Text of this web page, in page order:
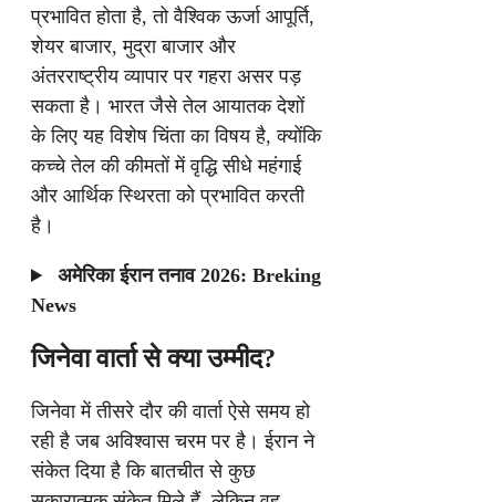
प्रभावित होता है, तो वैश्विक ऊर्जा आपूर्ति,
शेयर बाजार, मुद्रा बाजार और
अंतरराष्ट्रीय व्यापार पर गहरा असर पड़
सकता है। भारत जैसे तेल आयातक देशों
के लिए यह विशेष चिंता का विषय है, क्योंकि
कच्चे तेल की कीमतों में वृद्धि सीधे महंगाई
और आर्थिक स्थिरता को प्रभावित करती
है।
अमेरिका ईरान तनाव 2026: Breking
News
जिनेवा वार्ता से क्या उम्मीद?
जिनेवा में तीसरे दौर की वार्ता ऐसे समय हो
रही है जब अविश्वास चरम पर है। ईरान ने
संकेत दिया है कि बातचीत से कुछ